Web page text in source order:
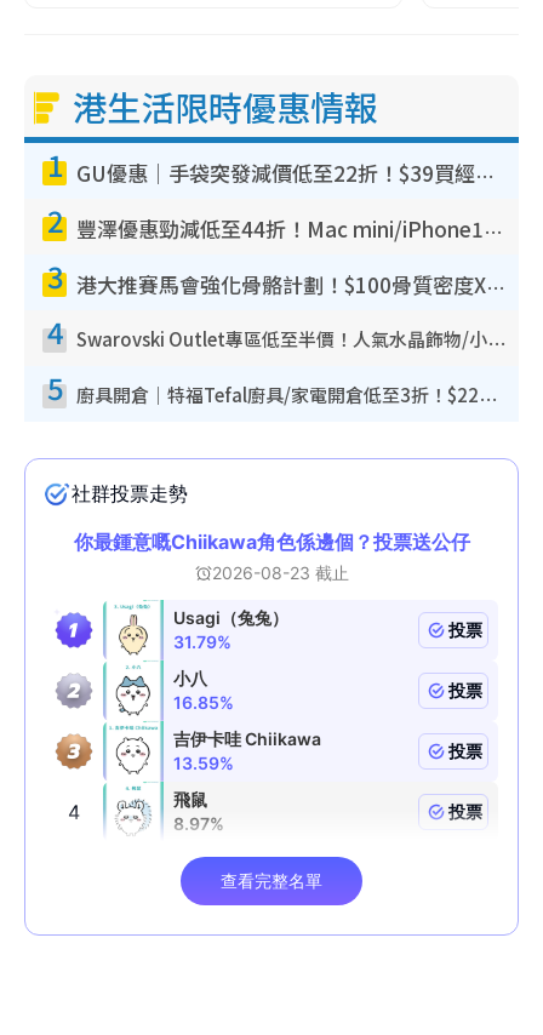
港生活限時優惠情報
1 GU優惠｜手袋突發減價低至22折！$39買經典波士頓包/餃子袋！飾物同步減價$29起！
2 豐澤優惠勁減低至44折！Mac mini/iPhone17Pro大減價！廚房家電$220起
3 港大推賽馬會強化骨骼計劃！$100骨質密度X光檢查 完成免費運動訓練送超市禮券！附參加資格
4 Swarovski Outlet專區低至半價！人氣水晶飾物/小擺設$138起！迪士尼款/水晶高跟鞋都有平
5 廚具開倉｜特福Tefal廚具/家電開倉低至3折！$220起買平底鍋/炒鑊/湯煲！電飯煲/吸塵機/燙斗$418起